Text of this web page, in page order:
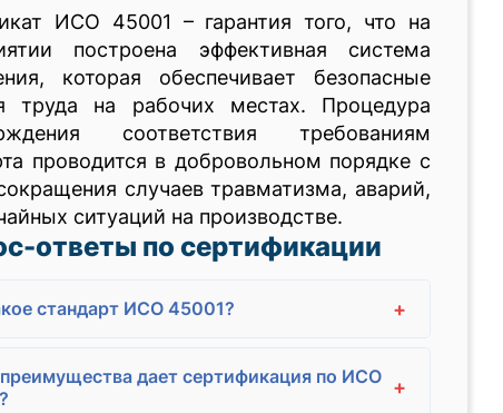
ИСО 45001 – гарантия того, что на
построена эффективная система
которая обеспечивает безопасные
труда на рабочих местах. Процедура
соответствия требованиям
проводится в добровольном порядке с
случаев травматизма, аварий,
ситуаций на производстве.
ответы по сертификации
стандарт ИСО 45001? +
дает сертификация по ИСО +